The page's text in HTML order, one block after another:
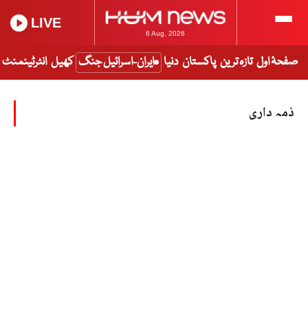
6 Aug, 2026
LIVE
صفحۂ اول تازہ ترین پاکستان دنیا ایران-اسرائیل جنگ کھیل انٹرٹینمنٹ
ذمہ داری